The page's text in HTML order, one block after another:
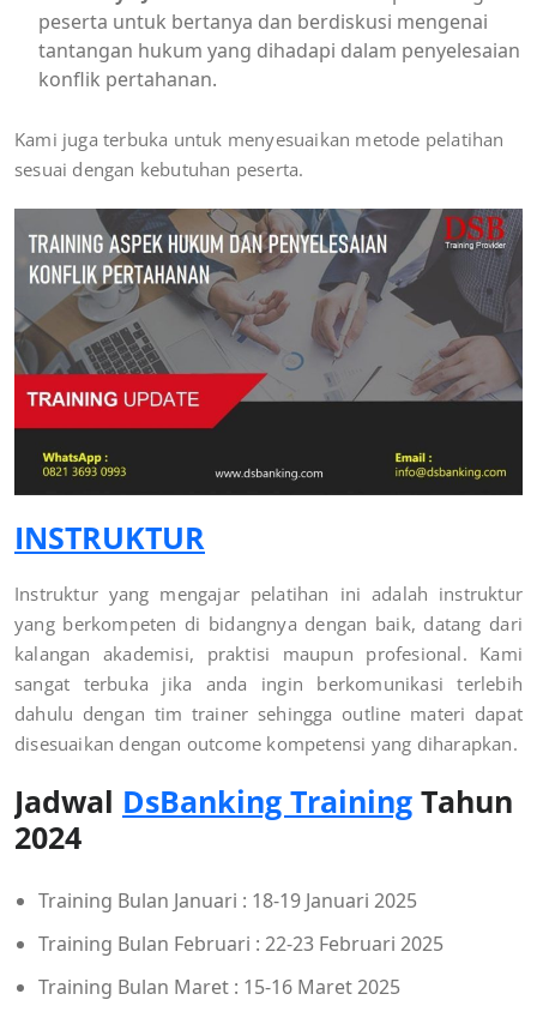
peserta untuk bertanya dan berdiskusi mengenai
tantangan hukum yang dihadapi dalam penyelesaian
konflik pertahanan.
Kami juga terbuka untuk menyesuaikan metode pelatihan
sesuai dengan kebutuhan peserta.
INSTRUKTUR
Instruktur yang mengajar pelatihan ini adalah instruktur
yang berkompeten di bidangnya dengan baik, datang dari
kalangan akademisi, praktisi maupun profesional. Kami
sangat terbuka jika anda ingin berkomunikasi terlebih
dahulu dengan tim trainer sehingga outline materi dapat
disesuaikan dengan outcome kompetensi yang diharapkan.
Jadwal DsBanking Training Tahun
2024
Training Bulan Januari : 18-19 Januari 2025
Training Bulan Februari : 22-23 Februari 2025
Training Bulan Maret : 15-16 Maret 2025